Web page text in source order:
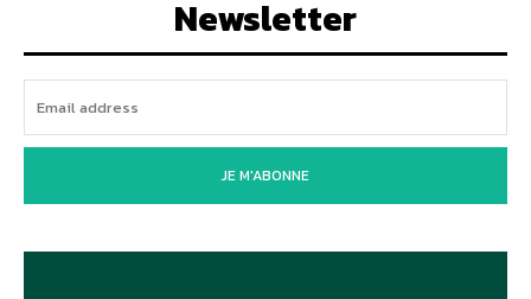
Newsletter
JE M'ABONNE